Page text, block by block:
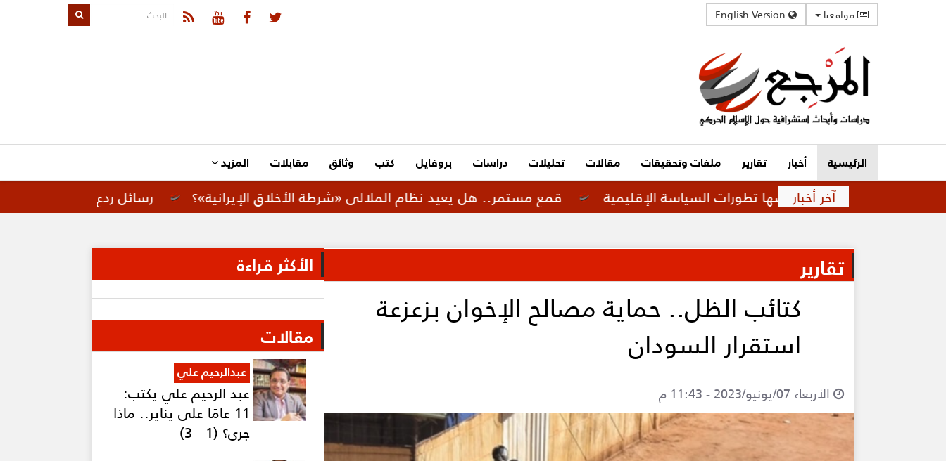
مواقعنا
الرئيسية أخبار تقارير ملفات وتحقيقات مقالات تحليلات دراسات بروفايل كتب وثائق مقابلات المزيد
آخر أخبار رسائل ردع لإيران.. تحركات أمريكية قمع مستمر.. هل يعيد نظام الملالي «شرطة الأخلاق الإيرانية»؟ متوترة تفرضها تطورات السياسة الإقليمية
تقارير
كتائب الظل.. حماية مصالح الإخوان بزعزعة
استقرار السودان
الأربعاء 07/يونيو/2023 - 11:43 م
الأكثر قراءة
مقالات
عبدالرحيم علي
عبد الرحيم علي يكتب:
11 عامًا على يناير.. ماذا
جرى؟ (1 - 3)